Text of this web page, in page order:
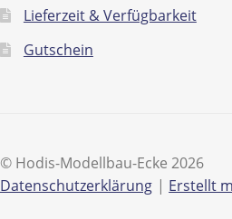
Lieferzeit & Verfügbarkeit
Gutschein
© Hodis-Modellbau-Ecke 2026
Datenschutzerklärung
Erstellt